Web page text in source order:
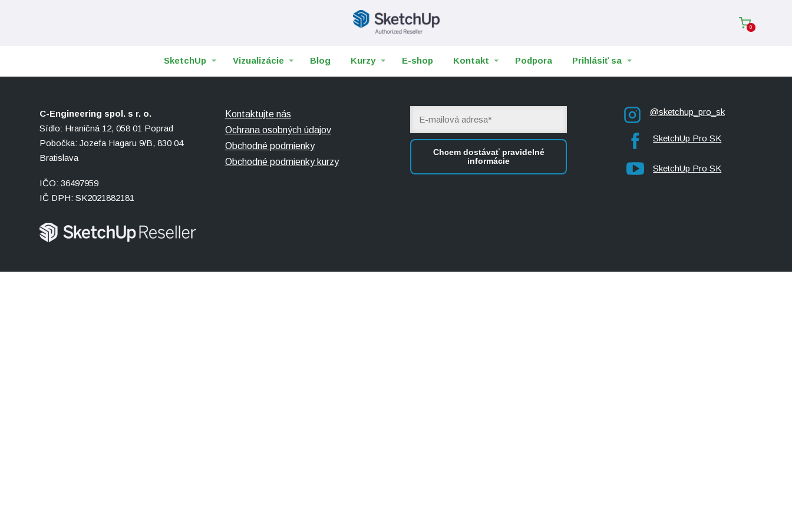
0
SketchUp Vizualizácie Blog Kurzy E-shop Kontakt Podpora Prihlásiť sa
C-Engineering spol. s r. o.
Sídlo: Hraničná 12, 058 01 Poprad
Pobočka: Jozefa Hagaru 9/B, 830 04
Bratislava
IČO: 36497959
IČ DPH: SK2021882181
Kontaktujte nás
Ochrana osobných údajov
Obchodné podmienky
Obchodné podmienky kurzy
Chcem dostávať pravidelné
informácie
@sketchup_pro_sk
SketchUp Pro SK
SketchUp Pro SK